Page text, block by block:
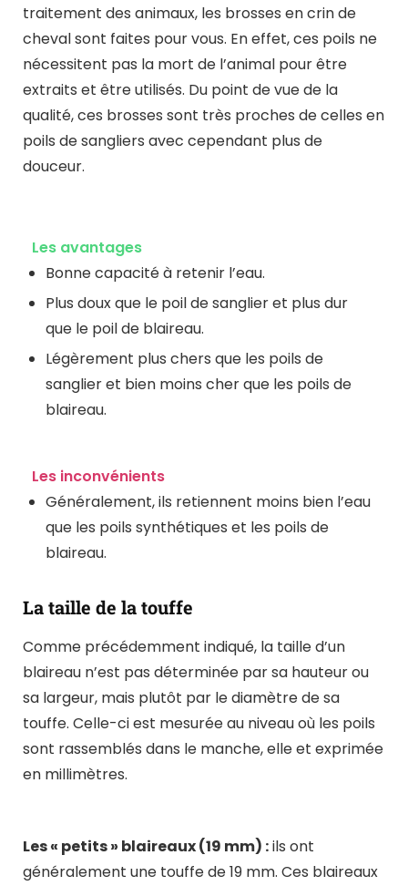
traitement des animaux, les brosses en crin de
cheval sont faites pour vous. En effet, ces poils ne
nécessitent pas la mort de l’animal pour être
extraits et être utilisés. Du point de vue de la
qualité, ces brosses sont très proches de celles en
poils de sangliers avec cependant plus de
douceur.
Les avantages
Bonne capacité à retenir l’eau.
Plus doux que le poil de sanglier et plus dur
que le poil de blaireau.
Légèrement plus chers que les poils de
sanglier et bien moins cher que les poils de
blaireau.
Les inconvénients
Généralement, ils retiennent moins bien l’eau
que les poils synthétiques et les poils de
blaireau.
La taille de la touffe
Comme précédemment indiqué, la taille d’un
blaireau n’est pas déterminée par sa hauteur ou
sa largeur, mais plutôt par le diamètre de sa
touffe. Celle-ci est mesurée au niveau où les poils
sont rassemblés dans le manche, elle et exprimée
en millimètres.
Les « petits » blaireaux (19 mm) :ils ont
généralement une touffe de 19 mm. Ces blaireaux